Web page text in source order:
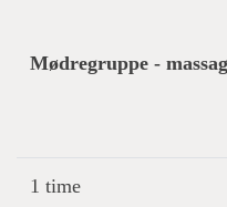
Mødregruppe -
1 time